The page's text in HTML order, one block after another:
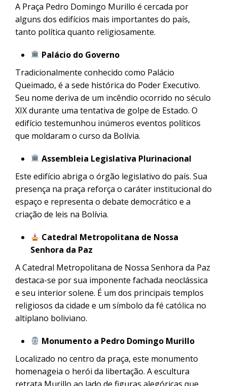
A Praça Pedro Domingo Murillo é cercada por
alguns dos edifícios mais importantes do país,
tanto política quanto religiosamente.
Palácio do Governo
Tradicionalmente conhecido como Palácio
Queimado, é a sede histórica do Poder Executivo.
Seu nome deriva de um incêndio ocorrido no século
XIX durante uma tentativa de golpe de Estado. O
edifício testemunhou inúmeros eventos políticos
que moldaram o curso da Bolívia.
Assembleia Legislativa Plurinacional
Este edifício abriga o órgão legislativo do país. Sua
presença na praça reforça o caráter institucional do
espaço e representa o debate democrático e a
criação de leis na Bolívia.
Catedral Metropolitana de Nossa
Senhora da Paz
A Catedral Metropolitana de Nossa Senhora da Paz
destaca-se por sua imponente fachada neoclássica
e seu interior solene. É um dos principais templos
religiosos da cidade e um símbolo da fé católica no
altiplano boliviano.
Monumento a Pedro Domingo Murillo
Localizado no centro da praça, este monumento
homenageia o herói da libertação. A escultura
retrata Murillo ao lado de figuras alegóricas que